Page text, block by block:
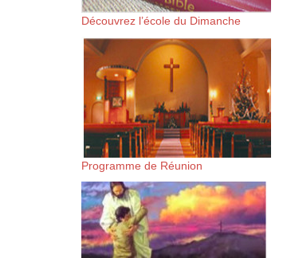
suis-sans-
content/
Découvrez l’école du Dimanche
Programme de Réunion